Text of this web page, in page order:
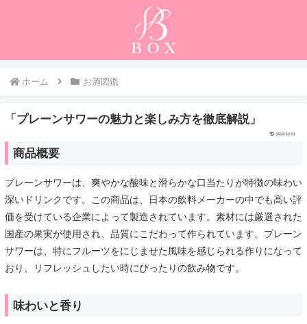
ホーム お酒図鑑
「プレーンサワーの魅力と楽しみ方を徹底解説」
2024.12.01
商品概要
プレーンサワーは、爽やかな酸味と滑らかな口当たりが特徴の味わい
深いドリンクです。この商品は、日本の飲料メーカーの中でも高い評
価を受けている企業によって製造されています。素材には厳選された
国産の果実が使用され、品質にこだわって作られています。プレーン
サワーは、特にフルーツをにじませた風味を感じられる作りになって
おり、リフレッシュしたい時にぴったりの飲み物です。
味わいと香り